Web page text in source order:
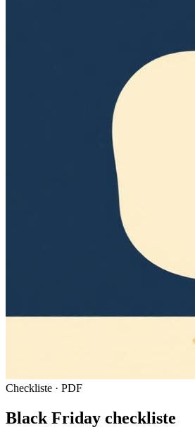
Checkliste · PDF
Black Friday checkliste